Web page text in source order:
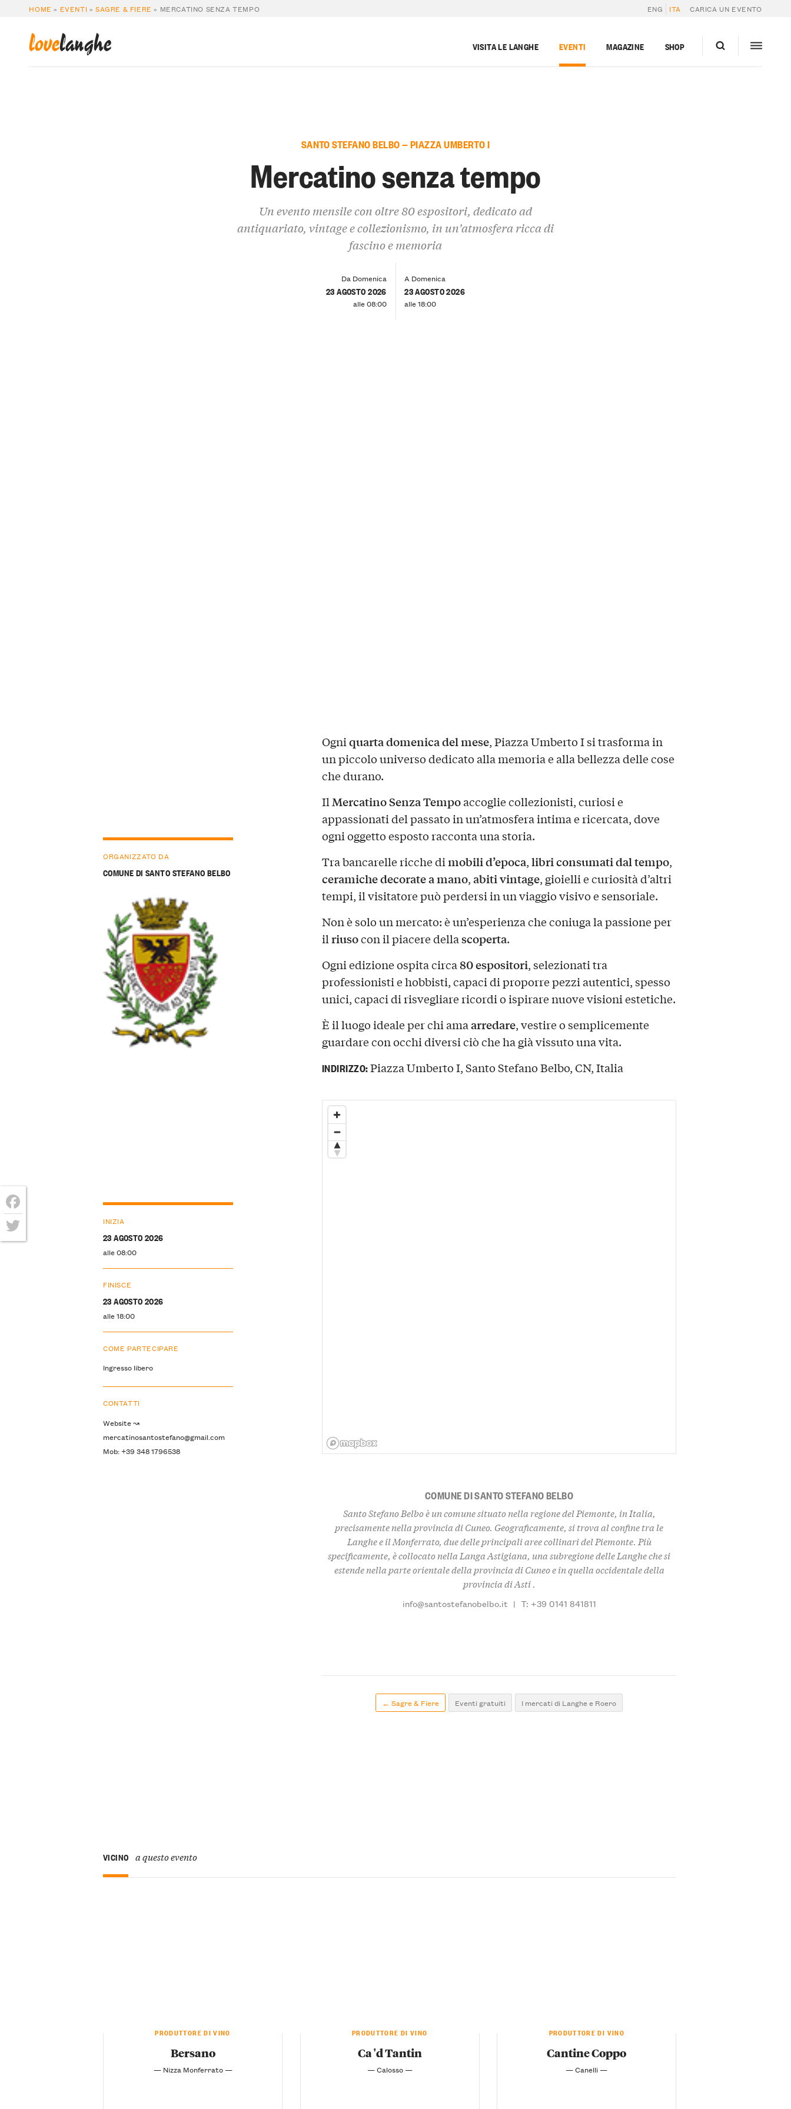
HOME » EVENTI »SAGRE & FIERE » MERCATINO SENZA TEMPO ENG ITA CARICA UN EVENTO
lovelanghe VISITA LE LANGHE EVENTI MAGAZINE SHOP
SANTO STEFANO BELBO — PIAZZA UMBERTO I
Mercatino senza tempo
Un evento mensile con oltre 80 espositori, dedicato ad
antiquariato, vintage e collezionismo, in un'atmosfera ricca di
fascino e memoria
Da Domenica
23 AGOSTO 2026
alle 08:00
A Domenica
23 AGOSTO 2026
alle 18:00
Ogniquarta domenica del mese, Piazza Umberto I si trasforma in
un piccolo universo dedicato alla memoria e alla bellezza delle cose
che durano.
IlMercatino Senza Tempoaccoglie collezionisti, curiosi e
appassionati del passato in un’atmosfera intima e ricercata, dove
ogni oggetto esposto racconta una storia.
Tra bancarelle ricche dimobili d’epoca,libri consumati dal tempo,
ceramiche decorate a mano,abiti vintage, gioielli e curiosità d’altri
tempi, il visitatore può perdersi in un viaggio visivo e sensoriale.
Non è solo un mercato: è un’esperienza che coniuga la passione per
ilriusocon il piacere dellascoperta.
Ogni edizione ospita circa80 espositori, selezionati tra
professionisti e hobbisti, capaci di proporre pezzi autentici, spesso
unici, capaci di risvegliare ricordi o ispirare nuove visioni estetiche.
È il luogo ideale per chi amaarredare, vestire o semplicemente
guardare con occhi diversi ciò che ha già vissuto una vita.
ORGANIZZATO DA
COMUNE DI SANTO STEFANO BELBO
INIZIA
23 AGOSTO 2026
alle 08:00
FINISCE
23 AGOSTO 2026
alle 18:00
COME PARTECIPARE
Ingresso libero
CONTATTI
Website ↝
mercatinosantostefano@gmail.com
Mob: +39 348 1796538
INDIRIZZO:Piazza Umberto I, Santo Stefano Belbo, CN, Italia
COMUNE DI SANTO STEFANO BELBO
Santo Stefano Belbo è un comune situato nella regione del Piemonte, in Italia,
precisamente nella provincia di Cuneo. Geograficamente, si trova al confine tra le
Langhe e il Monferrato, due delle principali aree collinari del Piemonte. Più
specificamente, è collocato nella Langa Astigiana, una subregione delle Langhe che si
estende nella parte orientale della provincia di Cuneo e in quella occidentale della
provincia di Asti .
info@santostefanobelbo.it | T: +39 0141 841811
← Sagre & Fiere Eventi gratuiti I mercati di Langhe e Roero
VICINO a questo evento
PRODUTTORE DI VINO
Bersano
— Nizza Monferrato —
PRODUTTORE DI VINO
Ca 'd Tantin
— Calosso —
PRODUTTORE DI VINO
Cantine Coppo
— Canelli —
Facebook
Twitter